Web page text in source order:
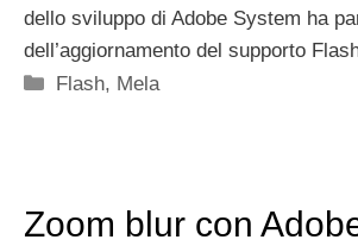
dello sviluppo di Adobe System ha
dell’aggiornamento del supporto
Categorie
Flash, Mela
Zoom blur con